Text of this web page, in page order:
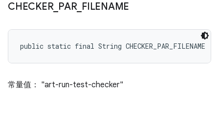
CHECKER_ PAR_ FILENAME
public static final String CHECKER_PAR_FILENAME
常量值： "art-run-test-checker"